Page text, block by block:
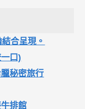
合呈現。
口)
秘密旅行
排館